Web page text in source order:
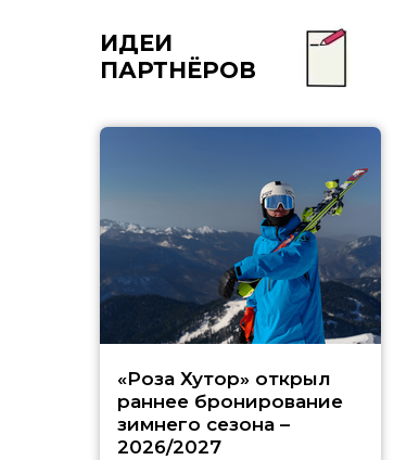
ИДЕИ
ПАРТНЁРОВ
«Роза Хутор» открыл
раннее бронирование
зимнего сезона –
2026/2027